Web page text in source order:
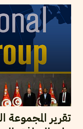
تقرير المجموعة